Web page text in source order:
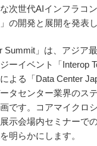
次世代AIインフラコ
の開発と展開を発表し
Summit」は、アジア
ーイベント「Interop
よる「Data Center
タセンター業界のス
です。コアマイクロ
示会場内セミナーで
明らかにします。